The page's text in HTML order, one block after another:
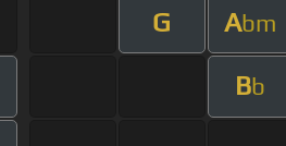
G Abm
Bb